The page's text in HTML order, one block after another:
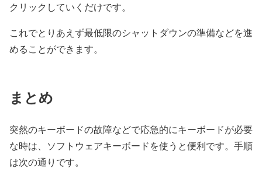
クリックしていくだけです。
これでとりあえず最低限のシャットダウンの準備などを進
めることができます。
まとめ
突然のキーボードの故障などで応急的にキーボードが必要
な時は、ソフトウェアキーボードを使うと便利です。手順
は次の通りです。